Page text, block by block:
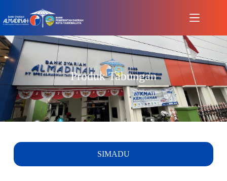
Produk Tabungan
SIMADU